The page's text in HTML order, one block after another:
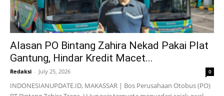
Alasan PO Bintang Zahira Nekad Pakai Plat
Gantung, Hindar Kredit Macet...
Redaksi - July 25, 2026 0
INDONESIANUPDATE.ID, MAKASSAR | Bos Perusahaan Otobus (PO)